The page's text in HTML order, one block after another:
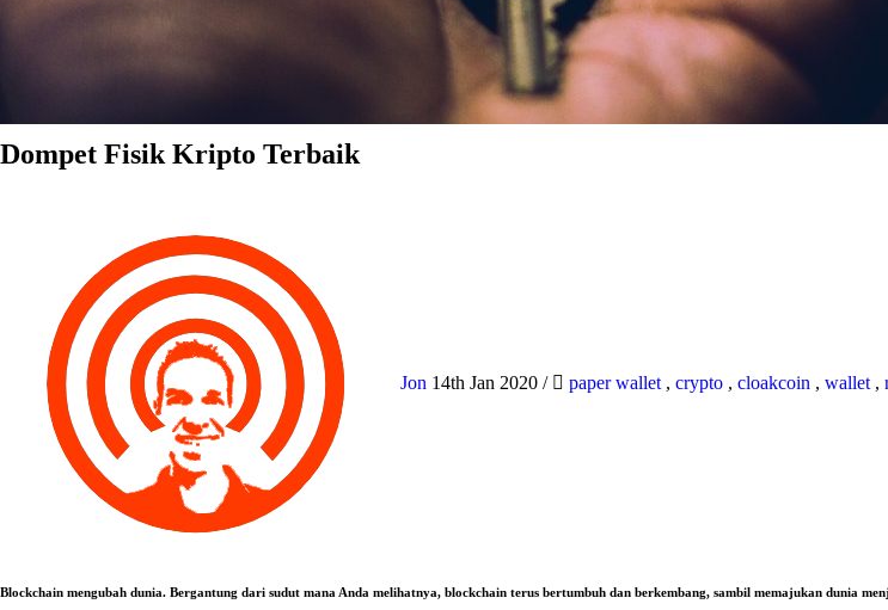
Dompet Fisik Kripto Terbaik
Jon 14th Jan 2020 / paper wallet , crypto , cloakcoin , wallet ,
Blockchain mengubah dunia. Bergantung dari sudut mana Anda melihatnya, blockchain terus bertumbuh dan berkembang, sambil memajukan dunia